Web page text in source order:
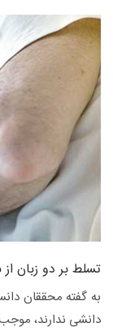
تسلط بر دو زبان
به گفته محققان
دانشی ندارند،